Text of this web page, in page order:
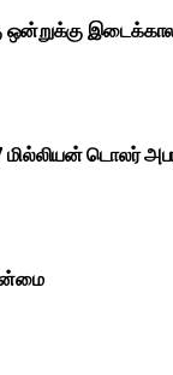
ஒன்றுக்கு
மில்லியன் டொலர்